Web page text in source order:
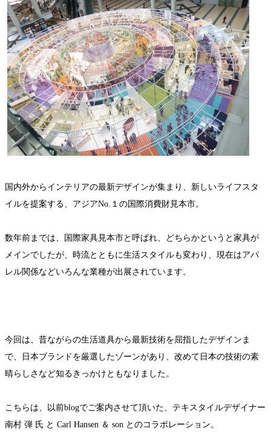
国内外からインテリアの最新デザインが集まり、新しいライフスタ
イルを提案する、アジアNo.１の国際消費財見本市。
数年前までは、国際家具見本市と呼ばれ、どちらかというと家具が
メインでしたが、時流とともに生活スタイルも変わり、現在はアパ
レル関係などいろんな業種が出展されています。
今回は、昔ながらの生活道具から最新技術を屈指したデザインま
で、日本ブランドを厳選したゾーンがあり、改めて日本の技術の素
晴らしさなど知るきっかけともなりました。
こちらは、以前blogでご案内させて頂いた、テキスタイルデザイナー
南村 弾 氏 と Carl Hansen ＆ son とのコラボレーション。